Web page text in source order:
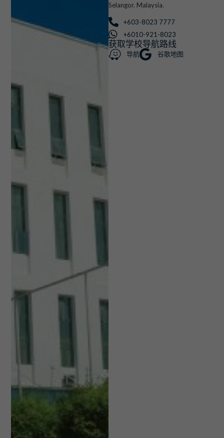
Selangor. Malaysia.
+603-8023 7777
+6010-921-8023
获取学校导航路线
导航 谷歌地图